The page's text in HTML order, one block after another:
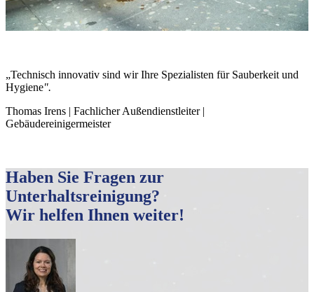
„Technisch innovativ sind wir Ihre Spezialisten für Sauberkeit und
Hygiene".
Thomas Irens | Fachlicher Außendienstleiter |
Gebäudereinigermeister
Haben Sie Fragen zur
Unterhaltsreinigung?
Wir helfen Ihnen weiter!